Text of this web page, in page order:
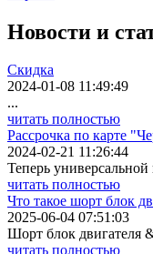
Новости и
Скидка
2024-01-08 11:49:49
...
читать полностью
Рассрочка по карте
2024-02-21 11:26:44
Теперь
читать полностью
Что такое шорт блок
2025-06-04 07:51:03
Шорт блок двигателя
читать полностью